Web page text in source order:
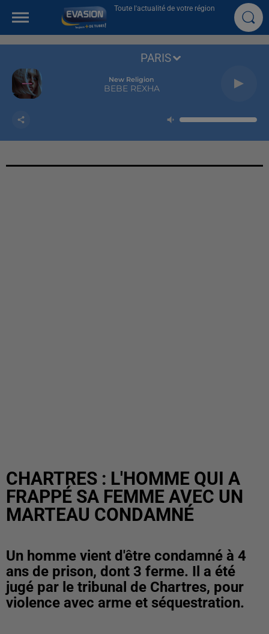
Toute l'actualité de votre région
New Religion
BEBE REXHA
PARIS
CHARTRES : L'HOMME QUI A
FRAPPÉ SA FEMME AVEC UN
MARTEAU CONDAMNÉ
Un homme vient d'être condamné à 4
ans de prison, dont 3 ferme. Il a été
jugé par le tribunal de Chartres, pour
violence avec arme et séquestration.